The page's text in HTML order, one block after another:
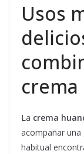
Usos
La crema
acompañar una
habitual